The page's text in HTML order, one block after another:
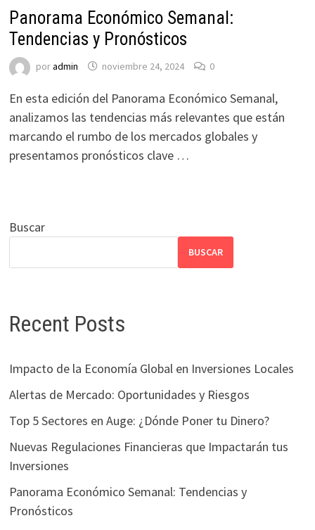
Panorama Económico Semanal:
Tendencias y Pronósticos
poradmin noviembre 24, 2024 0
En esta edición del Panorama Económico Semanal,
analizamos las tendencias más relevantes que están
marcando el rumbo de los mercados globales y
presentamos pronósticos clave …
Buscar
BUSCAR
Recent Posts
Impacto de la Economía Global en Inversiones Locales
Alertas de Mercado: Oportunidades y Riesgos
Top 5 Sectores en Auge: ¿Dónde Poner tu Dinero?
Nuevas Regulaciones Financieras que Impactarán tus
Inversiones
Panorama Económico Semanal: Tendencias y
Pronósticos